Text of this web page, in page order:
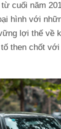
cuối năm
hình với
lợi thế về
then chốt